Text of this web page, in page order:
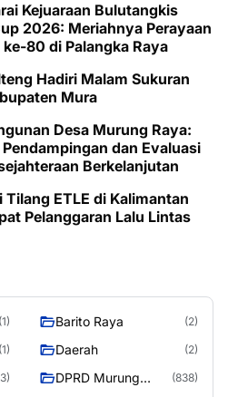
Kejuaraan Bulutangkis
2026: Meriahnya Perayaan
80 di Palangka Raya
Hadiri Malam Sukuran
Mura
Desa Murung Raya:
dan Evaluasi
Berkelanjutan
Tilang ETLE di Kalimantan
Pelanggaran Lalu Lintas
(1) Barito Raya (2)
(1) Daerah (2)
DPRD Murung
(838)